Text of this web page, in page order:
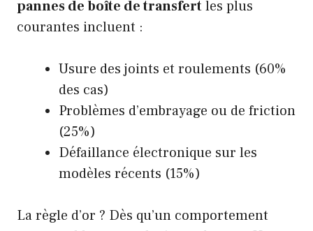
pannes de boîte de transfertles plus
courantes incluent :
Usure des joints et roulements (60%
des cas)
Problèmes d’embrayage ou de friction
(25%)
Défaillance électronique sur les
modèles récents (15%)
La règle d’or ? Dès qu’un comportement